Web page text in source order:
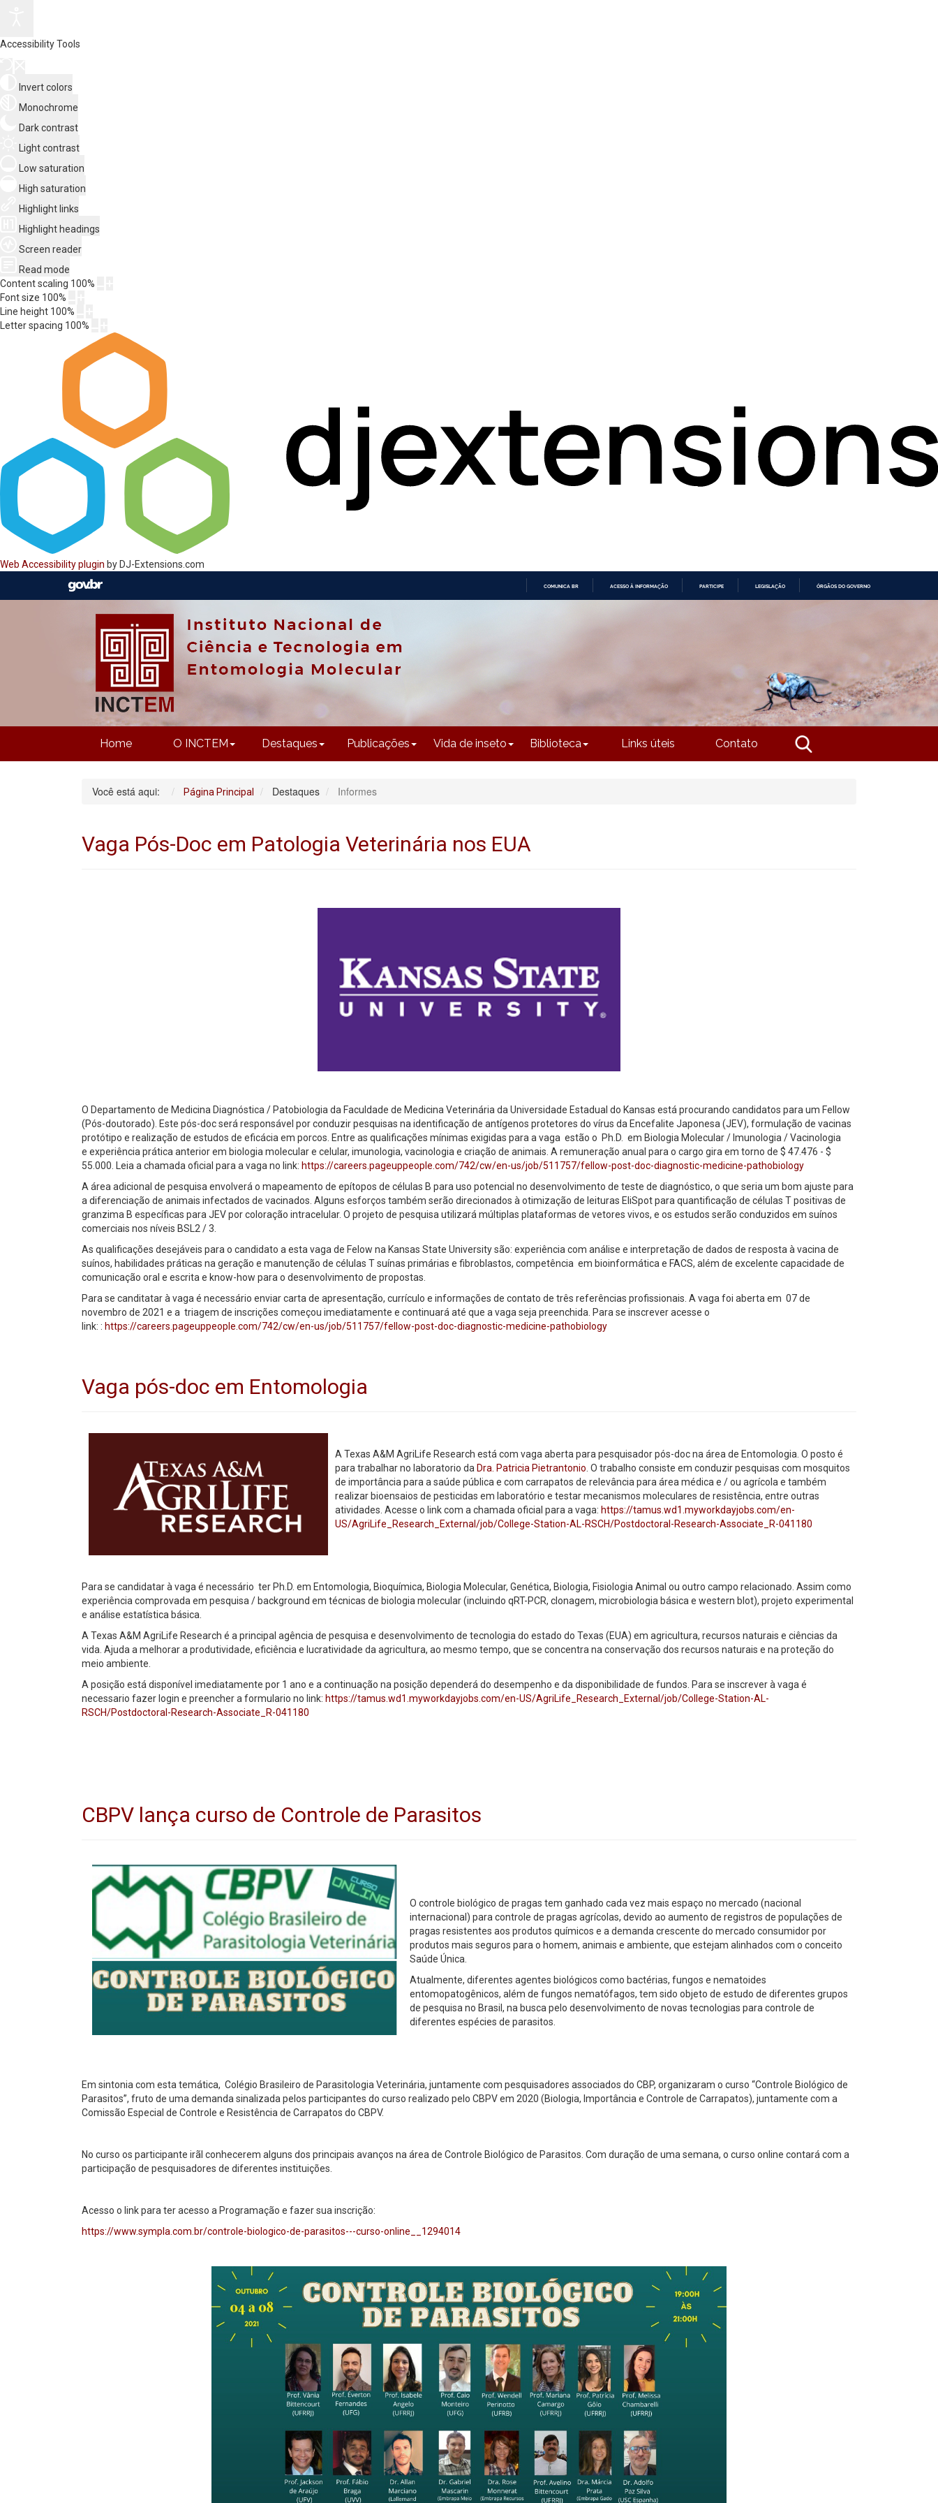
Accessibility Tools
Invert colors
Monochrome
Dark contrast
Light contrast
Low saturation
High saturation
Highlight links
Highlight headings
Screen reader
Read mode
Content scaling 100%
Font size 100%
Line height 100%
Letter spacing 100%
Web Accessibility plugin by DJ-Extensions.com
COMUNICA BR ACESSO À INFORMAÇÃO PARTICIPE LEGISLAÇÃO ÓRGÃOS DO GOVERNO
Home O INCTEM Destaques Publicações Vida de inseto Biblioteca Links úteis Contato
Você está aqui: Página Principal Destaques Informes
Vaga Pós-Doc em Patologia Veterinária nos EUA
O Departamento de Medicina Diagnóstica / Patobiologia da Faculdade de Medicina Veterinária da Universidade Estadual do Kansas está procurando candidatos para um Fellow
(Pós-doutorado). Este pós-doc será responsável por conduzir pesquisas na identificação de antígenos protetores do vírus da Encefalite Japonesa (JEV), formulação de vacinas
protótipo e realização de estudos de eficácia em porcos. Entre as qualificações mínimas exigidas para a vaga estão o Ph.D. em Biologia Molecular / Imunologia / Vacinologia
e experiência prática anterior em biologia molecular e celular, imunologia, vacinologia e criação de animais. A remuneração anual para o cargo gira em torno de $ 47.476 - $
55.000. Leia a chamada oficial para a vaga no link: https://careers.pageuppeople.com/742/cw/en-us/job/511757/fellow-post-doc-diagnostic-medicine-pathobiology
A área adicional de pesquisa envolverá o mapeamento de epítopos de células B para uso potencial no desenvolvimento de teste de diagnóstico, o que seria um bom ajuste para
a diferenciação de animais infectados de vacinados. Alguns esforços também serão direcionados à otimização de leituras EliSpot para quantificação de células T positivas de
granzima B específicas para JEV por coloração intracelular. O projeto de pesquisa utilizará múltiplas plataformas de vetores vivos, e os estudos serão conduzidos em suínos
comerciais nos níveis BSL2 / 3.
As qualificações desejáveis para o candidato a esta vaga de Felow na Kansas State University são: experiência com análise e interpretação de dados de resposta à vacina de
suínos, habilidades práticas na geração e manutenção de células T suínas primárias e fibroblastos, competência em bioinformática e FACS, além de excelente capacidade de
comunicação oral e escrita e know-how para o desenvolvimento de propostas.
Para se canditatar à vaga é necessário enviar carta de apresentação, currículo e informações de contato de três referências profissionais. A vaga foi aberta em 07 de
novembro de 2021 e a triagem de inscrições começou imediatamente e continuará até que a vaga seja preenchida. Para se inscrever acesse o
link: : https://careers.pageuppeople.com/742/cw/en-us/job/511757/fellow-post-doc-diagnostic-medicine-pathobiology
Vaga pós-doc em Entomologia
A Texas A&M AgriLife Research está com vaga aberta para pesquisador pós-doc na área de Entomologia. O posto é
para trabalhar no laboratorio da Dra. Patricia Pietrantonio. O trabalho consiste em conduzir pesquisas com mosquitos
de importância para a saúde pública e com carrapatos de relevância para área médica e / ou agrícola e também
realizar bioensaios de pesticidas em laboratório e testar mecanismos moleculares de resistência, entre outras
atividades. Acesse o link com a chamada oficial para a vaga: https://tamus.wd1.myworkdayjobs.com/en-
US/AgriLife_Research_External/job/College-Station-AL-RSCH/Postdoctoral-Research-Associate_R-041180
Para se candidatar à vaga é necessário ter Ph.D. em Entomologia, Bioquímica, Biologia Molecular, Genética, Biologia, Fisiologia Animal ou outro campo relacionado. Assim como
experiência comprovada em pesquisa / background em técnicas de biologia molecular (incluindo qRT-PCR, clonagem, microbiologia básica e western blot), projeto experimental
e análise estatística básica.
A Texas A&M AgriLife Research é a principal agência de pesquisa e desenvolvimento de tecnologia do estado do Texas (EUA) em agricultura, recursos naturais e ciências da
vida. Ajuda a melhorar a produtividade, eficiência e lucratividade da agricultura, ao mesmo tempo, que se concentra na conservação dos recursos naturais e na proteção do
meio ambiente.
A posição está disponível imediatamente por 1 ano e a continuação na posição dependerá do desempenho e da disponibilidade de fundos. Para se inscrever à vaga é
necessario fazer login e preencher a formulario no link: https://tamus.wd1.myworkdayjobs.com/en-US/AgriLife_Research_External/job/College-Station-AL-
RSCH/Postdoctoral-Research-Associate_R-041180
CBPV lança curso de Controle de Parasitos
O controle biológico de pragas tem ganhado cada vez mais espaço no mercado (nacional
internacional) para controle de pragas agrícolas, devido ao aumento de registros de populações de
pragas resistentes aos produtos químicos e a demanda crescente do mercado consumidor por
produtos mais seguros para o homem, animais e ambiente, que estejam alinhados com o conceito
Saúde Única.
Atualmente, diferentes agentes biológicos como bactérias, fungos e nematoides
entomopatogênicos, além de fungos nematófagos, tem sido objeto de estudo de diferentes grupos
de pesquisa no Brasil, na busca pelo desenvolvimento de novas tecnologias para controle de
diferentes espécies de parasitos.
Em sintonia com esta temática, Colégio Brasileiro de Parasitologia Veterinária, juntamente com pesquisadores associados do CBP, organizaram o curso “Controle Biológico de
Parasitos”, fruto de uma demanda sinalizada pelos participantes do curso realizado pelo CBPV em 2020 (Biologia, Importância e Controle de Carrapatos), juntamente com a
Comissão Especial de Controle e Resistência de Carrapatos do CBPV.
No curso os participante irãl conhecerem alguns dos principais avanços na área de Controle Biológico de Parasitos. Com duração de uma semana, o curso online contará com a
participação de pesquisadores de diferentes instituições.
Acesso o link para ter acesso a Programação e fazer sua inscrição:
https://www.sympla.com.br/controle-biologico-de-parasitos---curso-online__1294014